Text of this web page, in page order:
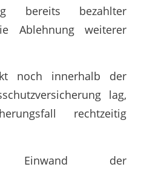
bereits bezahlter
Ablehnung weiterer
noch innerhalb der
lag,
rechtzeitig
der